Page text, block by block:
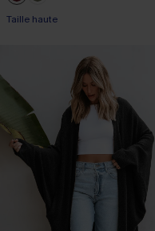
Taille haute